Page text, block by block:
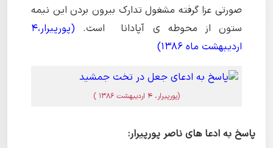
صورتی عزا گرفته مشغول تدارک بیرون بردن این نیمه
ستون از محوطه ی آپادانا است.
(پورپیرار،4
اردیبهشت ماه 1386)
(پورپیرار، 4 اردیبهشت 1386 )
پاسخ به ادعا های ناصر پورپیرار: